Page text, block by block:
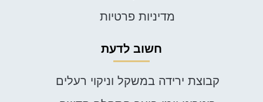
חשוב לדעת
קבוצת ירידה במשקל וניקוי רעלים
מדיניות פרטיות